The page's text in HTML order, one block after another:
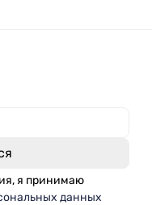
я принимаю
данных